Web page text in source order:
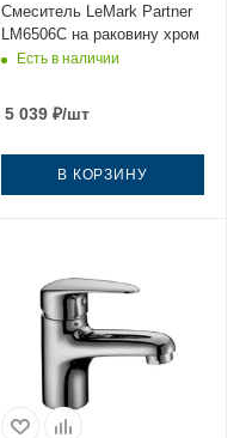
Смеситель LeMark Partner
LM6506C на раковину хром
Есть в наличии
5 039₽/шт
В КОРЗИНУ